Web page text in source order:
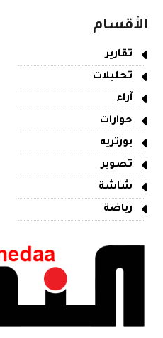
الأقسام
تقارير
تحليلات
آراء
حوارات
بورتريه
تصوير
شاشة
رياضة